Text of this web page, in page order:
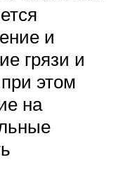
и
грязи и
этом
на